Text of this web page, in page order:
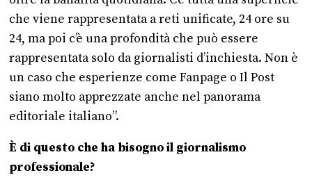
che viene rappresentata a reti unificate, 24 ore su
24, ma poi c’è una profondità che può essere
rappresentata solo da giornalisti d’inchiesta. Non è
un caso che esperienze come Fanpage o Il Post
siano molto apprezzate anche nel panorama
editoriale italiano”.
È di questo che ha bisogno il giornalismo
professionale?